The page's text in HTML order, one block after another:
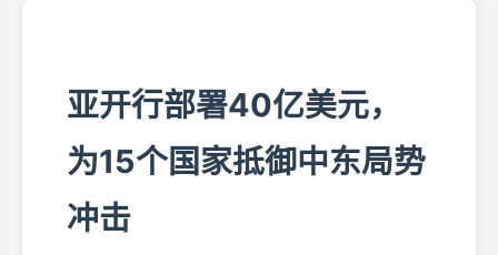
亚开行部署40亿美元，
为15个国家抵御中东局势
冲击